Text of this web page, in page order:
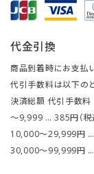
代金引換
商品到着時にお支払
代引手数料は以下のと
決済総額 代引手数料
～9,999 … 385円（税
10,000～29,999円 …
30,000～99,999円 …